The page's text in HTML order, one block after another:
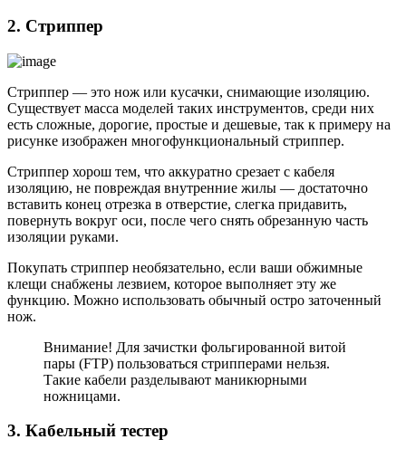
2. Стриппер
Стриппер — это нож или кусачки, снимающие изоляцию.
Существует масса моделей таких инструментов, среди них
есть сложные, дорогие, простые и дешевые, так к примеру на
рисунке изображен многофункциональный стриппер.
Стриппер хорош тем, что аккуратно срезает с кабеля
изоляцию, не повреждая внутренние жилы — достаточно
вставить конец отрезка в отверстие, слегка придавить,
повернуть вокруг оси, после чего снять обрезанную часть
изоляции руками.
Покупать стриппер необязательно, если ваши обжимные
клещи снабжены лезвием, которое выполняет эту же
функцию. Можно использовать обычный остро заточенный
нож.
Внимание! Для зачистки фольгированной витой
пары (FTP) пользоваться стрипперами нельзя.
Такие кабели разделывают маникюрными
ножницами.
3. Кабельный тестер